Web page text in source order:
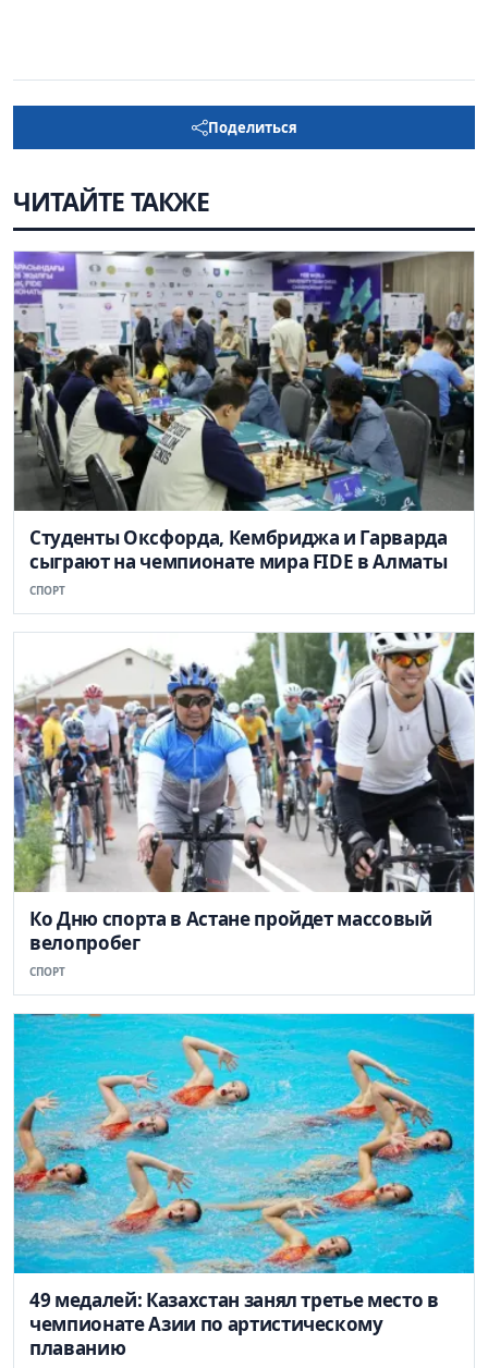
Поделиться
ЧИТАЙТЕ ТАКЖЕ
Студенты Оксфорда, Кембриджа и Гарварда
сыграют на чемпионате мира FIDE в Алматы
СПОРТ
Ко Дню спорта в Астане пройдет массовый
велопробег
СПОРТ
49 медалей: Казахстан занял третье место в
чемпионате Азии по артистическому
плаванию